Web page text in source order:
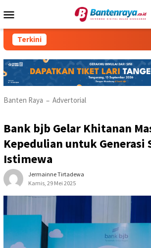
ke
Mobile
Terkini
Banten Raya – Advertorial
Bank bjb Gelar Khitanan
Kepedulian untuk Generasi
Istimewa
Jermainne Tirtadewa
Kamis, 29 Mei 2025